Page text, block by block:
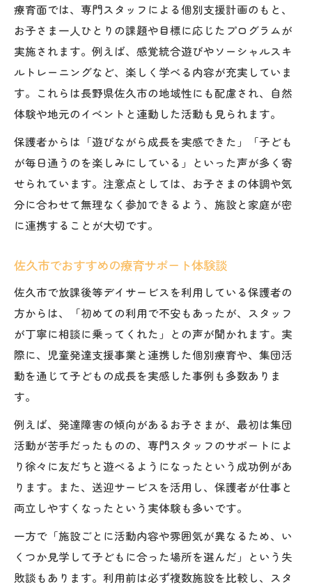
遊びから学びへ広がる療育支援のコツ
放課後等デイサービスおすすめ療育プログ
ラム
福祉的アプローチで遊びと学びを両立
佐久市の療育支援センター活用ポイント
児童発達支援で伸ばす社会性と自己肯定感
療育面では、専門スタッフによる個別支援計画のもと、
お子さま一人ひとりの課題や目標に応じたプログラムが
実施されます。例えば、感覚統合遊びやソーシャルスキ
ルトレーニングなど、楽しく学べる内容が充実していま
す。これらは長野県佐久市の地域性にも配慮され、自然
体験や地元のイベントと連動した活動も見られます。
保護者からは「遊びながら成長を実感できた」「子ども
が毎日通うのを楽しみにしている」といった声が多く寄
せられています。注意点としては、お子さまの体調や気
分に合わせて無理なく参加できるよう、施設と家庭が密
に連携することが大切です。
佐久市でおすすめの療育サポート体験談
佐久市で放課後等デイサービスを利用している保護者の
方からは、「初めての利用で不安もあったが、スタッフ
が丁寧に相談に乗ってくれた」との声が聞かれます。実
際に、児童発達支援事業と連携した個別療育や、集団活
動を通じて子どもの成長を実感した事例も多数ありま
す。
例えば、発達障害の傾向があるお子さまが、最初は集団
活動が苦手だったものの、専門スタッフのサポートによ
り徐々に友だちと遊べるようになったという成功例があ
ります。また、送迎サービスを活用し、保護者が仕事と
両立しやすくなったという実体験も多いです。
一方で「施設ごとに活動内容や雰囲気が異なるため、い
くつか見学して子どもに合った場所を選んだ」という失
敗談もあります。利用前は必ず複数施設を比較し、スタ